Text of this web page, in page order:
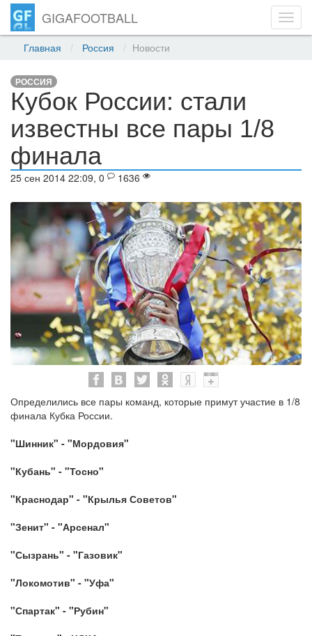
GIGAFOOTBALL
Главная Россия Новости
РОССИЯ
Кубок России: стали
известны все пары 1/8
финала
25 сен 2014 22:09, 0 1636
Определились все пары команд, которые примут участие в 1/8
финала Кубка России.
"Шинник" - "Мордовия"
"Кубань" - "Тосно"
"Краснодар" - "Крылья Советов"
"Зенит" - "Арсенал"
"Сызрань" - "Газовик"
"Локомотив" - "Уфа"
"Спартак" - "Рубин"